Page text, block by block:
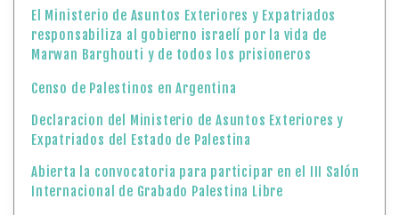
El Ministerio de Asuntos Exteriores y Expatriados
responsabiliza al gobierno israelí por la vida de
Marwan Barghouti y de todos los prisioneros
Censo de Palestinos en Argentina
Declaracion del Ministerio de Asuntos Exteriores y
Expatriados del Estado de Palestina
Abierta la convocatoria para participar en el III Salón
Internacional de Grabado Palestina Libre